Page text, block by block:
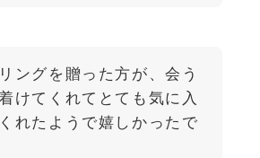
ングを贈った方が、会う
けてくれてとても気に入
れたようで嬉しかったで